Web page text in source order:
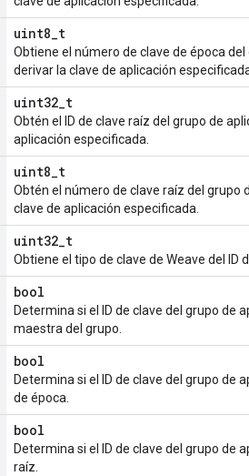
uint8_t
Obtiene el número de clave de época
derivar la clave de aplicación
uint32_t
Obtén el ID de clave raíz del grupo de
aplicación especificada.
uint8_t
Obtén el número de clave raíz del grupo
clave de aplicación especificada.
uint32_t
Obtiene el tipo de clave de Weave del ID
bool
Determina si el ID de clave del grupo de
maestra del grupo.
bool
Determina si el ID de clave del grupo de
de época.
bool
Determina si el ID de clave del grupo de
raíz.